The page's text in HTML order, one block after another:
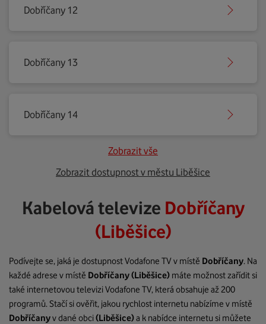
Dobříčany 12
Dobříčany 13
Dobříčany 14
Zobrazit vše
Zobrazit dostupnost v městu Liběšice
Kabelová televize Dobříčany
(Liběšice)
Podívejte se, jaká je dostupnost Vodafone TV v místě Dobříčany. Na
každé adrese v místě Dobříčany(Liběšice) máte možnost zařídit si
také internetovou televizi Vodafone TV, která obsahuje až 200
programů. Stačí si ověřit, jakou rychlost internetu nabízíme v místě
Dobříčanyv dané obci(Liběšice)a k nabídce internetu si můžete